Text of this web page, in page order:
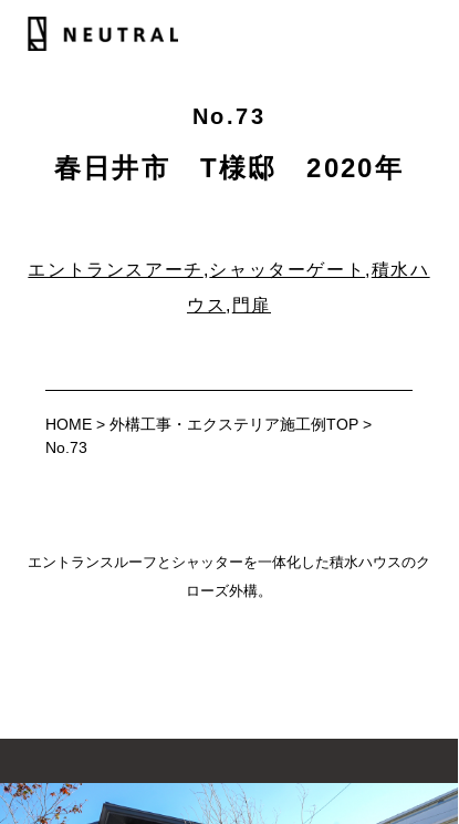
No.73
春日井市 T様邸 2020年
エントランスアーチ , シャッターゲート ,積水ハ
ウス , 門扉
HOME >外構工事・エクステリア施工例TOP >
No.73
エントランスルーフとシャッターを一体化した積水ハウスのク
ローズ外構。